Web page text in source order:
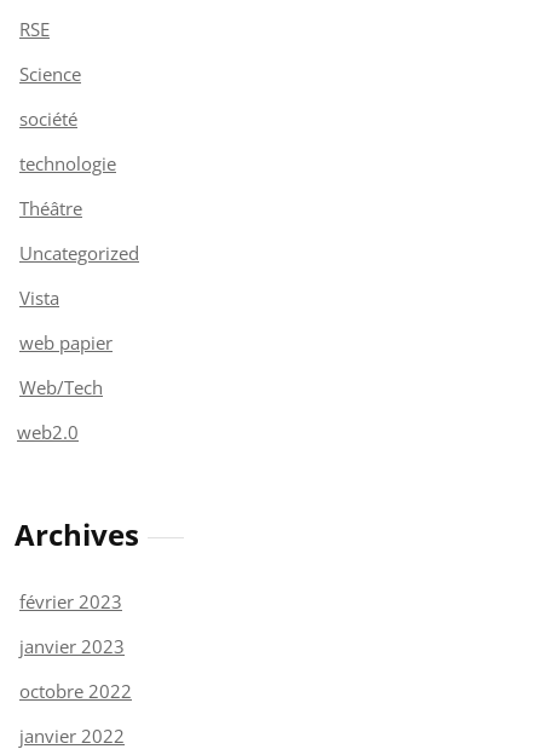
RSE
Science
société
technologie
Théâtre
Uncategorized
Vista
web papier
Web/Tech
web2.0
Archives
février 2023
janvier 2023
octobre 2022
janvier 2022